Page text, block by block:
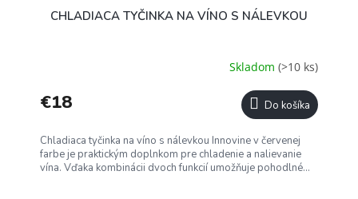
CHLADIACA TYČINKA NA VÍNO S NÁLEVKOU
Skladom (>10 ks)
€18 Do košíka
Chladiaca tyčinka na víno s nálevkou Innovine v červenej
farbe je praktickým doplnkom pre chladenie a nalievanie
vína. Vďaka kombinácii dvoch funkcií umožňuje pohodlné...